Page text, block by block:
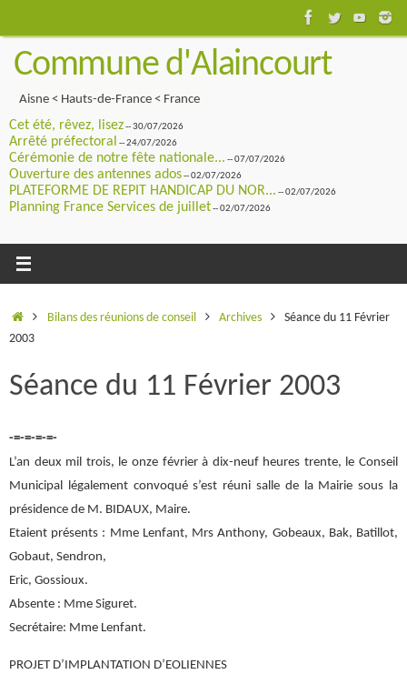
au
contenu
Commune d'Alaincourt
Aisne < Hauts-de-France < France
Cet été, rêvez, lisez-- 30/07/2026
Arrêté préfectoral -- 24/07/2026
Cérémonie de notre fête nationale... -- 07/07/2026
Ouverture des antennes ados-- 02/07/2026
PLATEFORME DE REPIT HANDICAP DU NOR... -- 02/07/2026
Planning France Services de juillet-- 02/07/2026
AccueilBilans des réunions de conseil Archives
Séance du 11 Février
2003
Séance du 11 Février 2003
-=-=-=-=-
L’an deux mil trois, le onze février à dix-neuf heures trente, le Conseil
Municipal légalement convoqué s’est réuni salle de la Mairie sous la
présidence de M. BIDAUX, Maire.
Etaient présents : Mme Lenfant, Mrs Anthony, Gobeaux, Bak, Batillot,
Gobaut, Sendron,
Eric, Gossioux.
Absente : Mme Siguret.
Secrétaire: Mme Lenfant.
PROJET D’IMPLANTATION D’EOLIENNES